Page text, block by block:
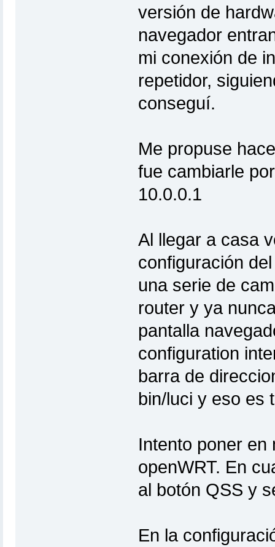
versión de
navegador
mi conexión de
repetidor,
conseguí.
Me propuse
fue cambiarle
10.0.0.1
Al llegar a casa
configuración
una serie de
router y ya
pantalla
configuration
barra de
bin/luci y eso es
Intento poner en
openWRT. En
al botón QSS y
En la